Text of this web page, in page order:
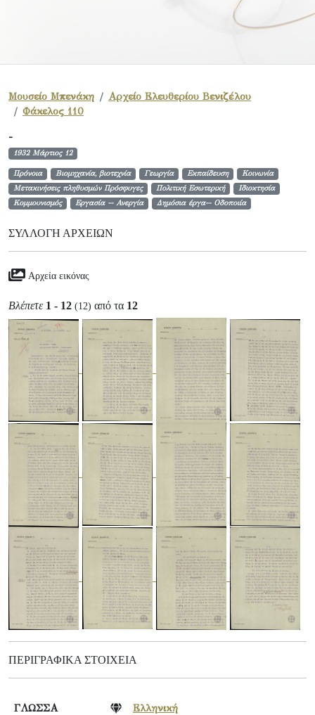
Μουσείο Μπενάκη
Αρχείο Ελευθερίου Βενιζέλου
Φάκελος 110
-
1932 Μάρτιος 12
Πρόνοια Βιομηχανία, βιοτεχνία Γεωργία Εκπαίδευση
Κοινωνία
Μετακινήσεις πληθυσμών Πρόσφυγες
Πολιτική Εσωτερική
Ιδιοκτησία
Κομμουνισμός
Εργασία -- Ανεργία Δημόσια έργα-- Οδοποιία
ΣΥΛΛΟΓΉ ΑΡΧΕΊΩΝ
Αρχεία εικόνας
Βλέπετε 1 - 12 (12) από τα 12
ΠΕΡΙΓΡΑΦΙΚΆ ΣΤΟΙΧΕΊΑ
ΓΛΩΣΣΑ
Ελληνική